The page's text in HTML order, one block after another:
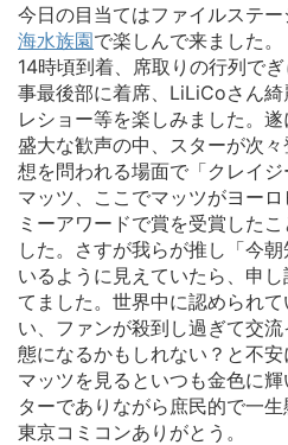
今日の目当てはファイルステ
海水族園で楽しんで来ました。
14時頃到着、席取りの行列で
事最後部に着席、LiLiCoさん
レショー等を楽しみました。遂
盛大な歓声の中、スターが次
想を問われる場面で「クレイ
マッツ、ここでマッツがヨー
ミーアワードで賞を受賞した
した。さすが我らが推し「今
いるように見えていたら、申
てました。世界中に認められ
い、ファンが殺到し過ぎて交
態になるかもしれない？と不安
マッツを見るといつも金色に
ターでありながら庶民的で一生
東京コミコンありがとう。